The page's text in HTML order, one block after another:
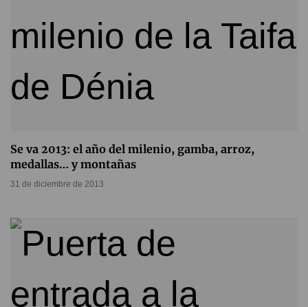
Se va 2013: el año del milenio, gamba, arroz,
medallas… y montañas
31 de diciembre de 2013